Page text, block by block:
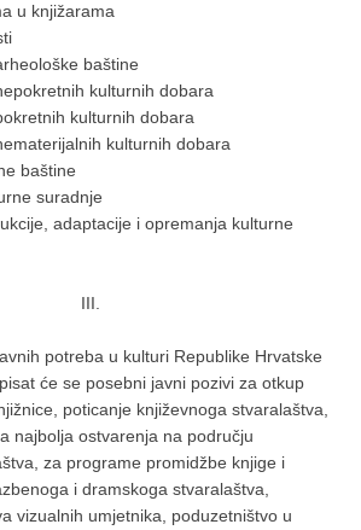
u knjižarama
baštine
kulturnih dobara
kulturnih dobara
kulturnih dobara
baštine
suradnje
adaptacije i opremanja kulturne
III.
potreba u kulturi Republike Hrvatske
će se posebni javni pozivi za otkup
poticanje književnoga stvaralaštva,
najbolja ostvarenja na području
za programe promidžbe knjige i
i dramskoga stvaralaštva,
vizualnih umjetnika, poduzetništvo u